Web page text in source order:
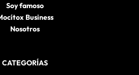
Soy famoso
Business
Nosotros
CATEGORÍAS